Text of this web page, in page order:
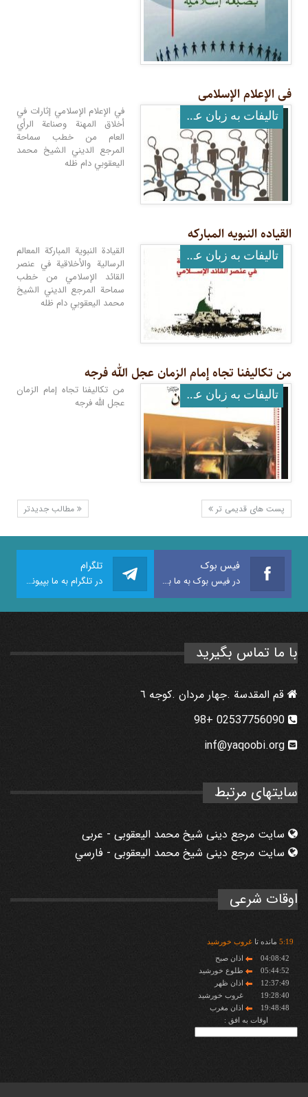
فی الإعلام الإسلامی
تالیفات به زبان عربی
في الإعلام الإسلامي إثارات في
أخلاق المهنة وصناعة الرأي
العام من خطب سماحة
المرجع الديني الشيخ محمد
اليعقوبي دام ظله
القیاده النبویه المبارکه
تالیفات به زبان عربی
القيادة النبوية المباركة المعالم
الرسالية والأخلاقية في عنصر
القائد الإسلامي من خطب
سماحة المرجع الديني الشيخ
محمد اليعقوبي دام ظله
من تکالیفنا تجاه إمام الزمان عجل الله فرجه
تالیفات به زبان عربی
من تكاليفنا تجاه إمام الزمان
عجل الله فرجه
پست های قدیمی تر مطالب جدیدتر
فیس بوک
در فیس بوک به ما بپیوندید
تلگرام
در تلگرام به ما بپیوندید
با ما تماس بگیرید
قم المقدسة .جهار مردان .كوجه ٦
inf@yaqoobi.org
سایتهای مرتبط
سایت مرجع دینی شیخ محمد الیعقوبی - عربی
سایت مرجع دینی شیخ محمد الیعقوبی - فارسي
اوقات شرعی
5:19 مانده تاغروب خورشید
04:08:42
اذان صبح
05:44:52
طلوع خورشید
12:37:49
اذان ظهر
19:28:40
غروب خورشید
19:48:48
اذان مغرب
اوقات به افق :